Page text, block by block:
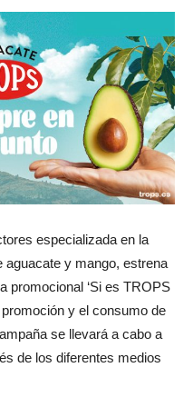
especializada en la
y mango, estrena
promocional ‘Si es TROPS
y el consumo de
se llevará a cabo a
de los diferentes medios